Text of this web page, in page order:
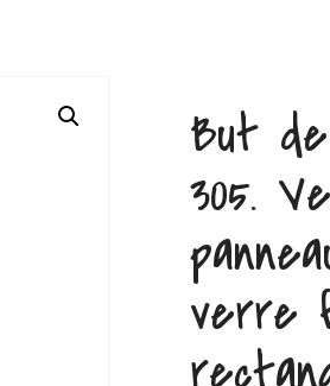
But
305.
verre